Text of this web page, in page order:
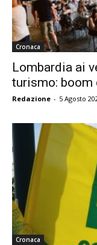
Cronaca
Lombardia ai
turismo:
Redazione - 5 Agosto
Cronaca